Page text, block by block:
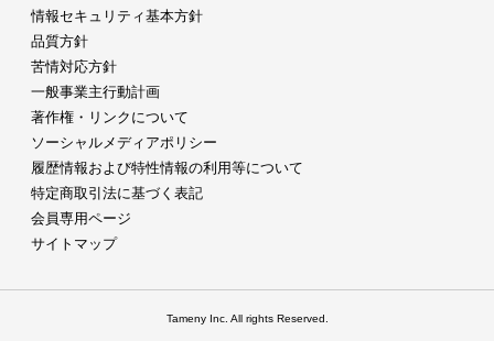
情報セキュリティ基本方針
品質方針
苦情対応方針
一般事業主行動計画
著作権・リンクについて
ソーシャルメディアポリシー
履歴情報および特性情報の利用等について
特定商取引法に基づく表記
会員専用ページ
サイトマップ
Tameny Inc. All rights Reserved.